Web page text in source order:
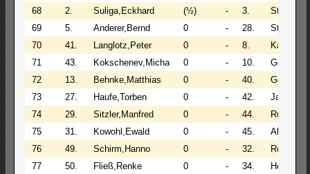
68
2. Suliga,Eckhard (½) - 3.
69
5. Anderer,Bernd 0 - 28.
70
41. Langlotz,Peter 0 - 8.
71
43. Kokschenev,Micha 0 - 10.
72
13. Behnke,Matthias 0 - 40.
73
27. Haufe,Torben 0 - 42.
74
29. Sitzler,Manfred 0 - 44.
75
31. Kowohl,Ewald 0 - 45.
76
49. Schirm,Hanno 0 - 32.
77
50. Fließ,Renke 0 - 34.